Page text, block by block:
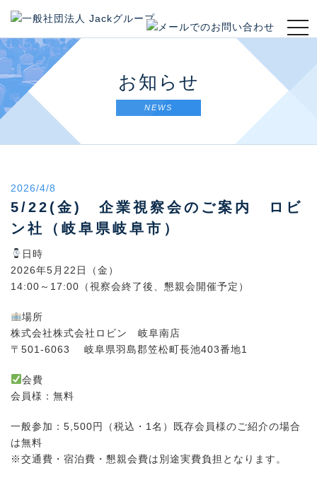
t
o
v
t
お知らせ
NEWS
2026/4/8
5/22(金) 企業視察会のご案内 ロビ
ン社（岐阜県岐阜市）
日時
2026年5月22日（金）
14:00～17:00（視察会終了後、懇親会開催予定）
場所
株式会社株式会社ロビン 岐阜南店
〒501-6063 岐阜県羽島郡笠松町長池403番地1
会費
会員様：無料
一般参加：5,500円（税込・1名）既存会員様のご紹介の場合
は無料
※交通費・宿泊費・懇親会費は別途実費負担となります。